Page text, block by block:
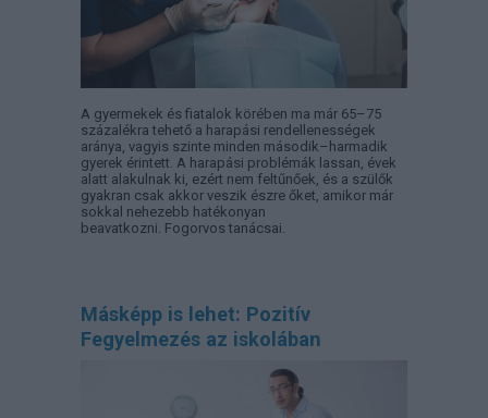
A gyermekek és fiatalok körében ma már 65–75
százalékra tehető a harapási rendellenességek
aránya, vagyis szinte minden második–harmadik
gyerek érintett. A harapási problémák lassan, évek
alatt alakulnak ki, ezért nem feltűnőek, és a szülők
gyakran csak akkor veszik észre őket, amikor már
sokkal nehezebb hatékonyan
beavatkozni. Fogorvos tanácsai.
Másképp is lehet: Pozitív
Fegyelmezés az iskolában